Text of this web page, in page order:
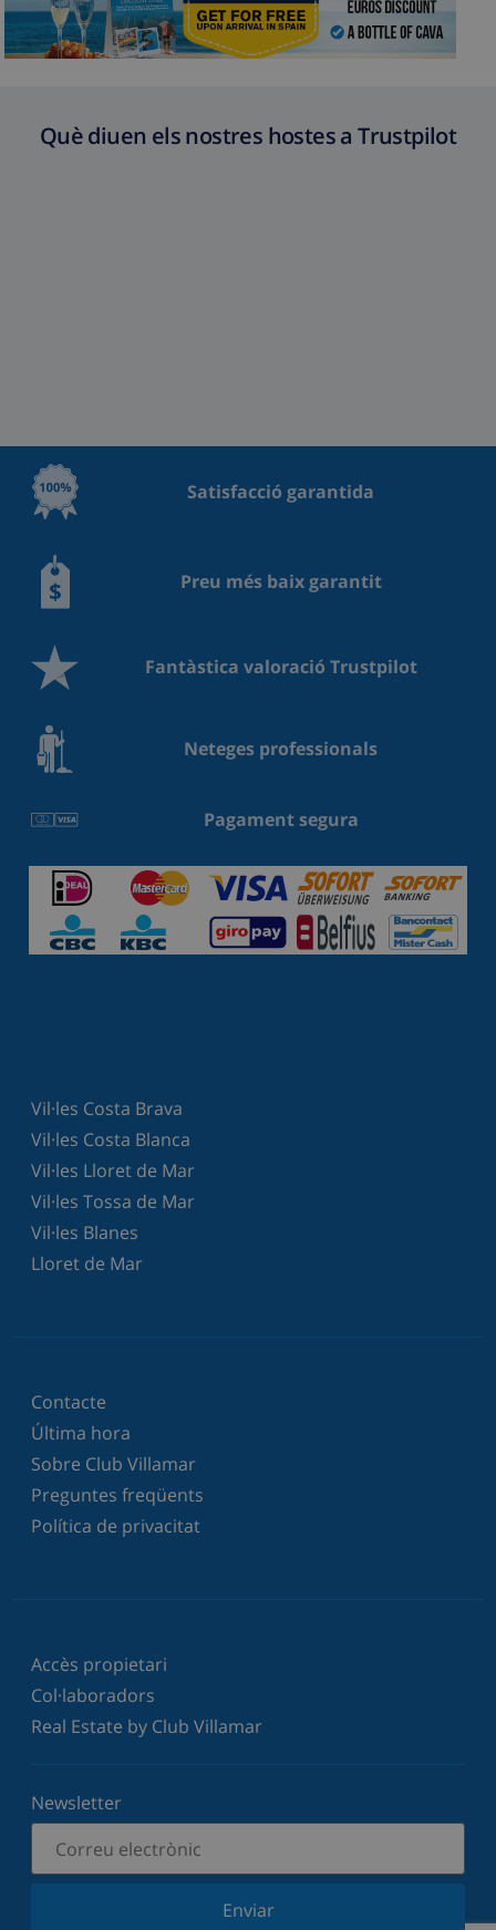
Què diuen els nostres hostes a Trustpilot
Satisfacció garantida
Preu més baix garantit
Fantàstica valoració Trustpilot
Neteges professionals
Pagament segura
Vil·les Costa Brava
Vil·les Costa Blanca
Vil·les Lloret de Mar
Vil·les Tossa de Mar
Vil·les Blanes
Lloret de Mar
Contacte
Última hora
Sobre Club Villamar
Preguntes freqüents
Política de privacitat
Accès propietari
Col·laboradors
Real Estate by Club Villamar
Newsletter
Enviar